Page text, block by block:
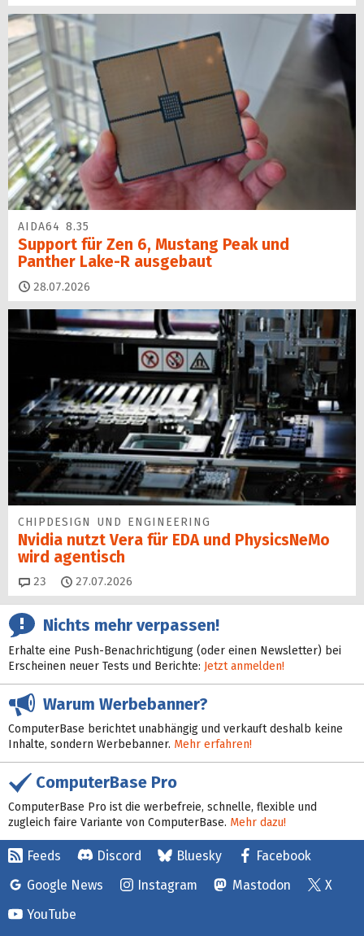
AIDA64 8.35
Support für Zen 6, Mustang Peak und
Panther Lake-R ausgebaut
28.07.2026
CHIPDESIGN UND ENGINEERING
Nvidia nutzt Vera für EDA und PhysicsNeMo
wird agentisch
23 Kommentare
27.07.2026
Nichts mehr verpassen!
Erhalte eine Push-Benachrichtigung (oder einen Newsletter) bei
Erscheinen neuer Tests und Berichte: Jetzt anmelden!
Warum Werbebanner?
ComputerBase berichtet unabhängig und verkauft deshalb keine
Inhalte, sondern Werbebanner. Mehr erfahren!
ComputerBase Pro
ComputerBase Pro ist die werbefreie, schnelle, flexible und
zugleich faire Variante von ComputerBase. Mehr dazu!
Feeds Discord Bluesky
Facebook
Google News
Instagram Mastodon
X
YouTube